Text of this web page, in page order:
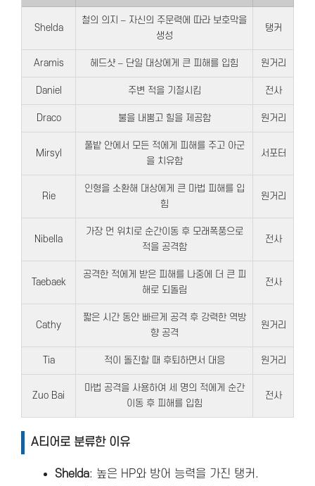
Shelda
철의 의지 – 자신의 주문력에 따라 보호막을
생성
탱커
Aramis 헤드샷 – 단일 대상에게 큰 피해를 입힘 원거리
Daniel 주변 적을 기절시킴 전사
Draco 불을 내뿜고 힐을 제공함 원거리
Mirsyl
풀밭 안에서 모든 적에게 피해를 주고 아군
을 치유함
서포터
Rie
인형을 소환해 대상에게 큰 마법 피해를 입
힘
원거리
Nibella
가장 먼 위치로 순간이동 후 모래폭풍으로
적을 공격함
전사
Taebaek
공격한 적에게 받은 피해를 나중에 더 큰 피
해로 되돌림
전사
Cathy
짧은 시간 동안 빠르게 공격 후 강력한 역방
향 공격
원거리
Tia 적이 돌진할 때 후퇴하면서 대응 원거리
Zuo Bai
마법 공격을 사용하여 세 명의 적에게 순간
이동 후 피해를 입힘
전사
A티어로 분류한 이유
Shelda: 높은 HP와 방어 능력을 가진 탱커.